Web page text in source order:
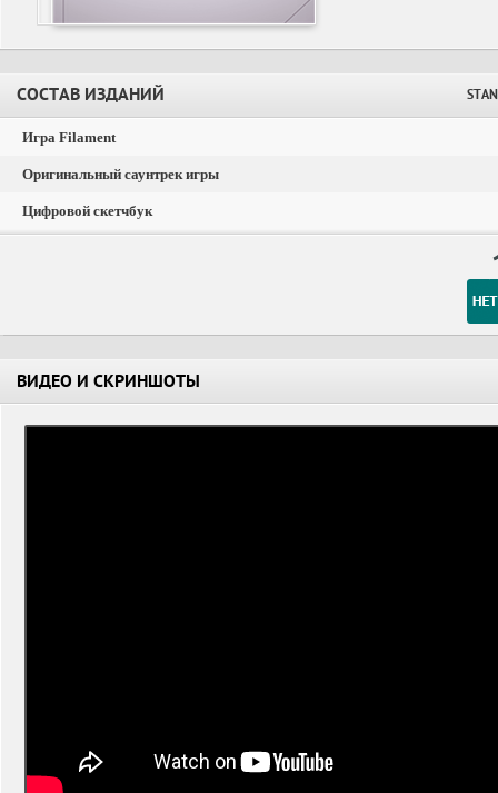
СОСТАВ ИЗДАНИЙ
Игра Filament
Оригинальный саунтрек игры
Цифровой скетчбук
ВИДЕО И СКРИНШОТЫ